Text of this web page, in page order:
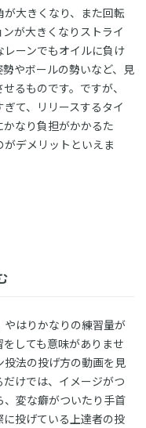
大きくなり、また回転
が大きくなりストライ
ーンでもオイルに負け
やボールの勢いなど、見
るものです。ですが、
て、リリースするタイ
なり負担がかかるた
デメリットといえま
はりかなりの練習量が
しても意味がありませ
法の投げ方の動画を見
けでは、イメージがつ
変な癖がついたり手首
投げている上達者の投